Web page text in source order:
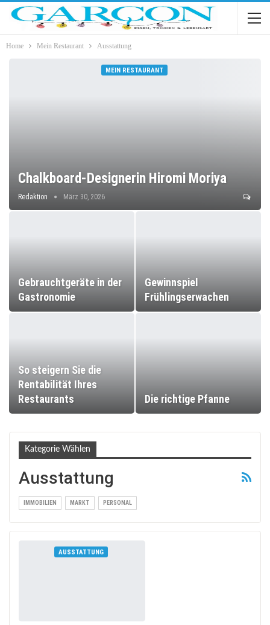
Home Mein Restaurant Ausstattung
MEIN RESTAURANT
Chalkboard-Designerin Hiromi Moriya
Redaktion März 30, 2026
Gebrauchtgeräte in der
Gastronomie
Gewinnspiel
Frühlingserwachen
So steigern Sie die
Rentabilität Ihres
Restaurants
Die richtige Pfanne
Kategorie Wählen
Ausstattung
IMMOBILIEN MARKT PERSONAL
AUSSTATTUNG